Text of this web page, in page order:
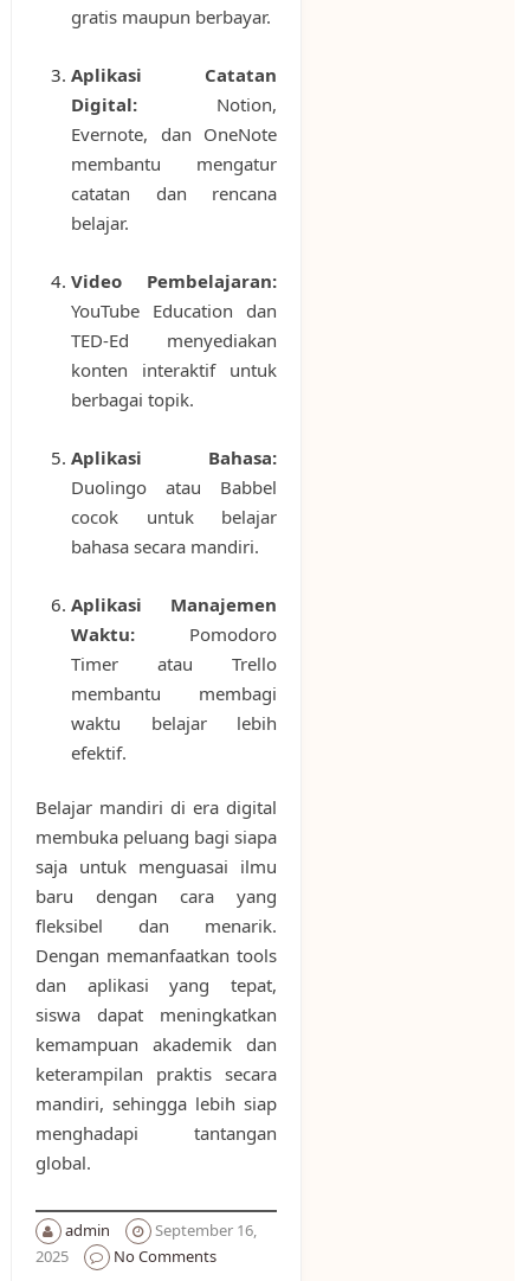
gratis maupun berbayar.
Aplikasi Catatan
Digital:Notion,
Evernote, dan OneNote
membantu mengatur
catatan dan rencana
belajar.
Video Pembelajaran:
YouTube Education dan
TED-Ed menyediakan
konten interaktif untuk
berbagai topik.
Aplikasi Bahasa:
Duolingo atau Babbel
cocok untuk belajar
bahasa secara mandiri.
Aplikasi Manajemen
Waktu:Pomodoro
Timer atau Trello
membantu membagi
waktu belajar lebih
efektif.
Belajar mandiri di era digital
membuka peluang bagi siapa
saja untuk menguasai ilmu
baru dengan cara yang
fleksibel dan menarik.
Dengan memanfaatkan tools
dan aplikasi yang tepat,
siswa dapat meningkatkan
kemampuan akademik dan
keterampilan praktis secara
mandiri, sehingga lebih siap
menghadapi tantangan
global.
admin
September 16,
2025
No Comments